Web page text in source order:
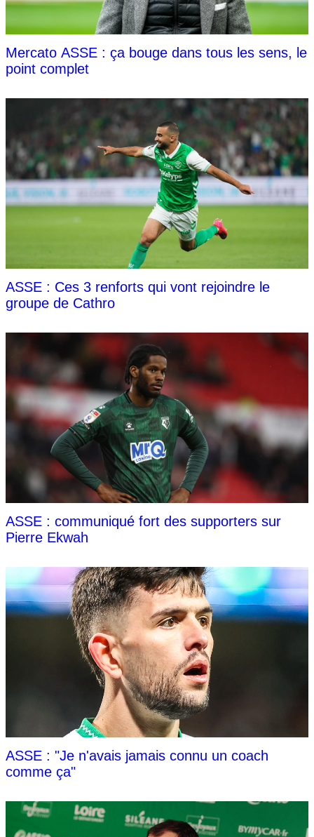
Mercato ASSE : ça bouge dans tous les sens, le
point complet
ASSE : Ces 3 renforts qui vont rejoindre le
groupe de Cathro
ASSE : communiqué fort des supporters sur
Pierre Ekwah
ASSE : "Je n'avais jamais connu un coach
comme ça"